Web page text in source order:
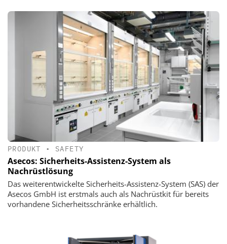
PRODUKT • SAFETY
Asecos: Sicherheits-Assistenz-System als
Nachrüstlösung
Das weiterentwickelte Sicherheits-Assistenz-System (SAS) der
Asecos GmbH ist erstmals auch als Nachrüstkit für bereits
vorhandene Sicherheitsschränke erhältlich.